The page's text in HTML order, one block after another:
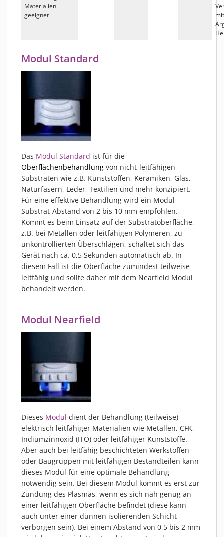
Materialien
geeignet
mit
Modul Standard
Das Modul Standard ist für die
Oberflächenbehandlung von nicht-leitfähigen
Substraten wie z.B. Kunststoffen, Keramiken, Glas,
Naturfasern, Leder, Textilien und mehr konzipiert.
Für eine effektive Behandlung wird ein Modul-
Substrat-Abstand von 2 bis 10 mm empfohlen.
Kommt es beim Einsatz auf der Substratoberfläche,
z.B. bei Metallen oder leitfähigen Polymeren, zu
unkontrollierten Überschlägen, schaltet sich das
Gerät nach ca. 0,5 Sekunden automatisch ab. In
diesem Fall ist die Oberfläche zumindest teilweise
leitfähig und sollte daher mit dem Nearfield Modul
behandelt werden.
Modul Nearfield
Dieses Modul dient der Behandlung (teilweise)
elektrisch leitfähiger Materialien wie Metallen, CFK,
Indiumzinnoxid (ITO) oder leitfähiger Kunststoffe.
Aber auch bei leitfähig beschichteten Werkstoffen
oder Baugruppen mit leitfähigen Bestandteilen kann
dieses Modul für eine optimale Behandlung
notwendig sein. Bei diesem Modul kommt es erst zur
Zündung des Plasmas, wenn es sich nah genug an
einer leitfähigen Oberfläche befindet (diese kann
auch unter einer dünnen isolierenden Schicht
verborgen sein). Bei einem Abstand von 0,5 bis 2 mm